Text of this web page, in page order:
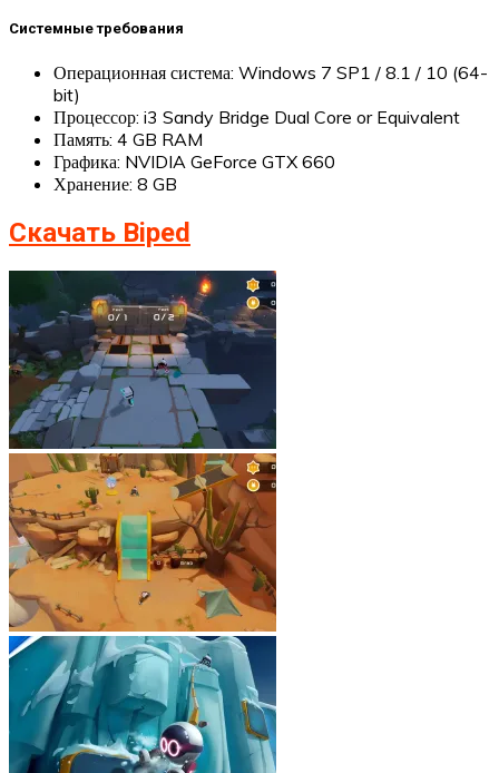
Системные требования
Операционная система: Windows 7 SP1 / 8.1 / 10 (64-
bit)
Процессор: i3 Sandy Bridge Dual Core or Equivalent
Память: 4 GB RAM
Графика: NVIDIA GeForce GTX 660
Хранение: 8 GB
Скачать Biped